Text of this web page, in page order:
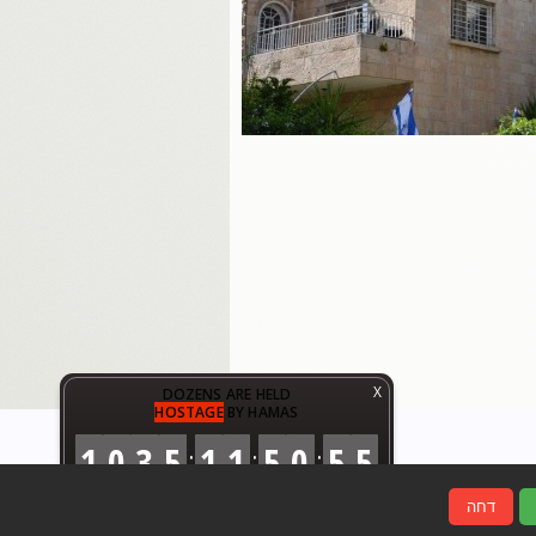
X
DOZENS ARE HELD
HOSTAGEBY HAMAS
1035 :11 :50 :56
דחה